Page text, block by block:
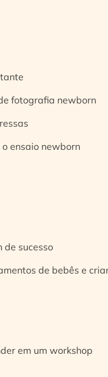
fotografia newborn
ensaio newborn
sucesso
de bebês e
em um workshop